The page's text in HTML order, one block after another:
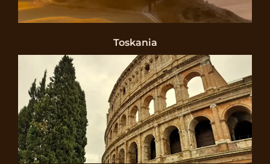
Toskania